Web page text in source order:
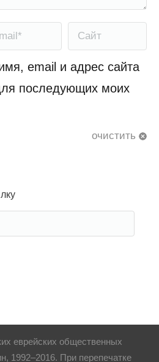
* Сайт
email и адрес сайта
последующих моих
очистить
еврейских общественных
1992–2016. При перепечатке